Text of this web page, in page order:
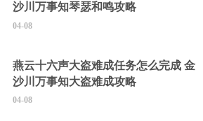
沙川万事知琴瑟和鸣攻略
04-08
燕云十六声大盗难成任务怎么完成 金
沙川万事知大盗难成攻略
04-08